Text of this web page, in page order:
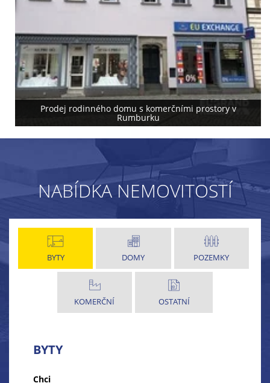
Prodej rodinného domu s komerčními prostory v
Rumburku
NABÍDKA NEMOVITOSTÍ
BYTY DOMY POZEMKY
KOMERČNÍ OSTATNÍ
BYTY
Chci